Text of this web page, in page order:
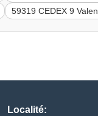
59319 CEDEX 9
Localité: